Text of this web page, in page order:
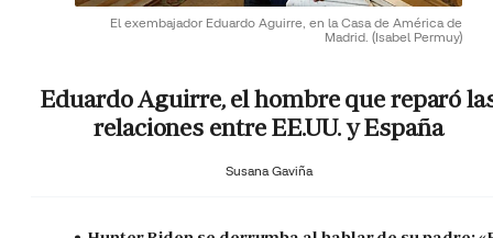
El exembajador Eduardo Aguirre, en la Casa de América de
Madrid. (Isabel Permuy)
Eduardo Aguirre, el hombre que reparó
relaciones entre EE.UU. y España
Susana Gaviña